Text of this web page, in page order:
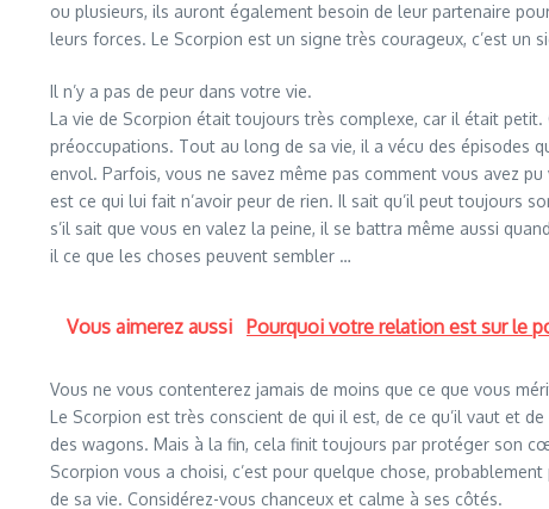
ou plusieurs, ils auront également besoin de leur partenaire
leurs forces. Le Scorpion est un signe très courageux, c’est un
Il n’y a pas de peur dans votre vie.
La vie de Scorpion était toujours très complexe, car il était
préoccupations. Tout au long de sa vie, il a vécu des épisodes
envol. Parfois, vous ne savez même pas comment vous avez
est ce qui lui fait n’avoir peur de rien. Il sait qu’il peut toujours
s’il sait que vous en valez la peine, il se battra même aussi
il ce que les choses peuvent sembler …
Vous aimerez aussi Pourquoi votre relation est sur le
Vous ne vous contenterez jamais de moins que ce que vous
Le Scorpion est très conscient de qui il est, de ce qu’il vaut et
des wagons. Mais à la fin, cela finit toujours par protéger son
Scorpion vous a choisi, c’est pour quelque chose,
de sa vie. Considérez-vous chanceux et calme à ses côtés.